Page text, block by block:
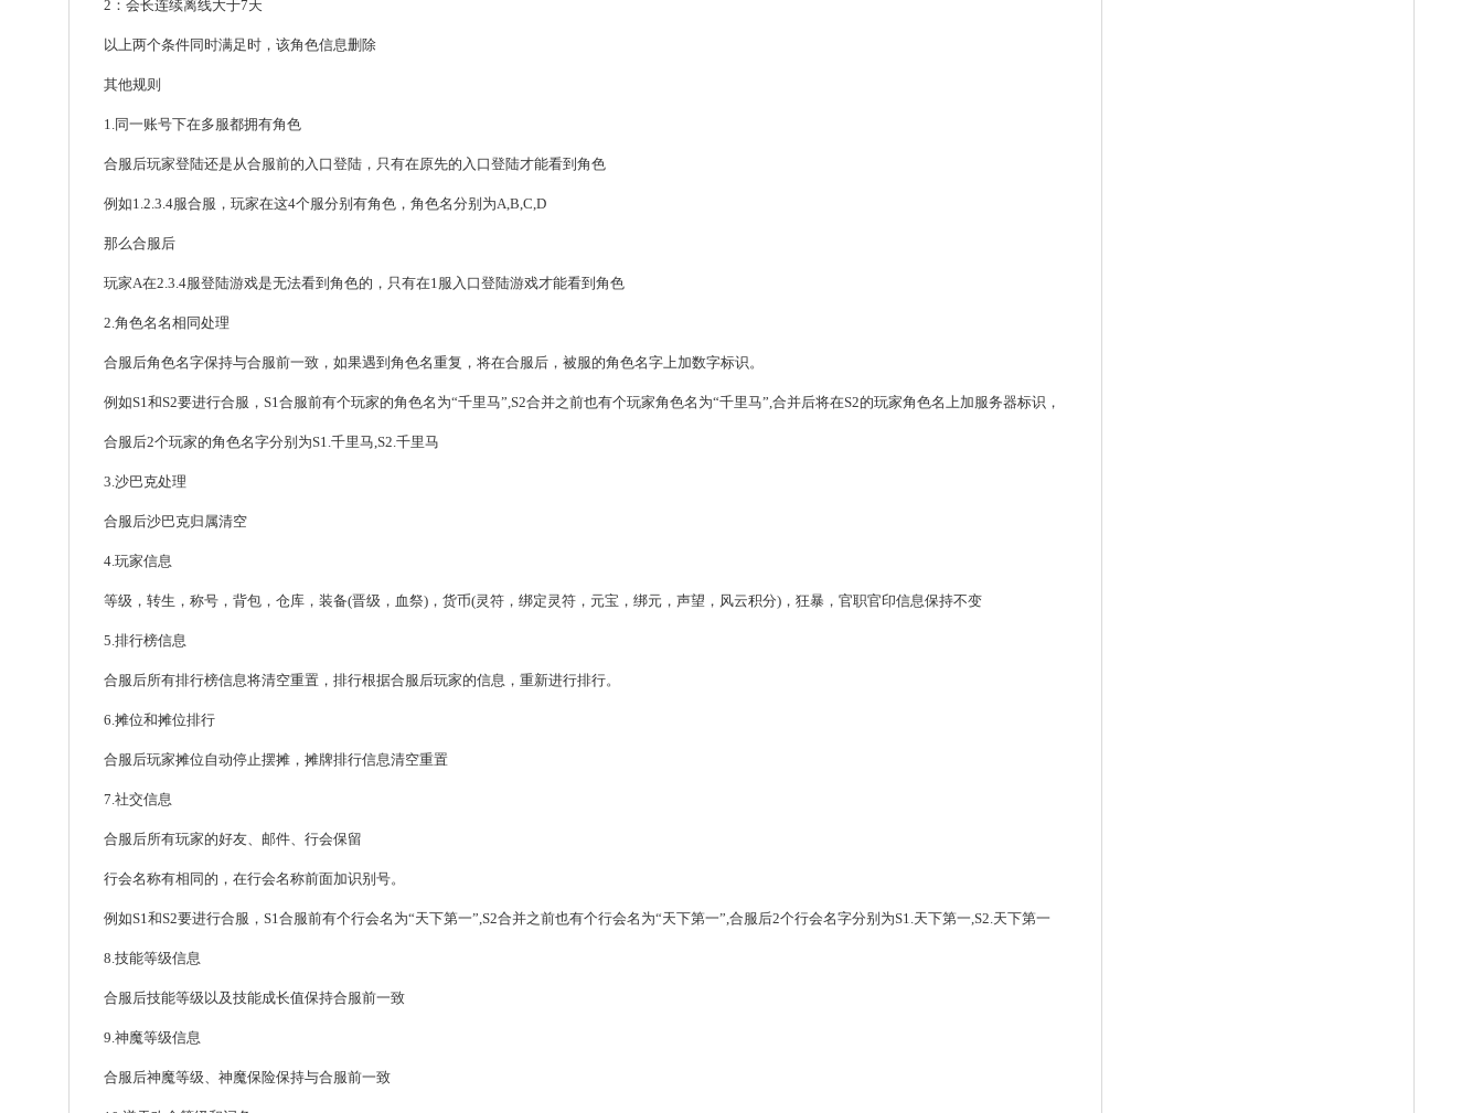
2：会长连续离线大于7天
以上两个条件同时满足时，该角色信息删除
其他规则
1.同一账号下在多服都拥有角色
合服后玩家登陆还是从合服前的入口登陆，只有在原先的入口登陆才能看到角色
例如1.2.3.4服合服，玩家在这4个服分别有角色，角色名分别为A,B,C,D
那么合服后
玩家A在2.3.4服登陆游戏是无法看到角色的，只有在1服入口登陆游戏才能看到角色
2.角色名名相同处理
合服后角色名字保持与合服前一致，如果遇到角色名重复，将在合服后，被服的角色名字上加数字标识。
例如S1和S2要进行合服，S1合服前有个玩家的角色名为“千里马”,S2合并之前也有个玩家角色名为“千里马”,合并后将在S2的玩家角色名上加服务器标识，
合服后2个玩家的角色名字分别为S1.千里马,S2.千里马
3.沙巴克处理
合服后沙巴克归属清空
4.玩家信息
等级，转生，称号，背包，仓库，装备(晋级，血祭)，货币(灵符，绑定灵符，元宝，绑元，声望，风云积分)，狂暴，官职官印信息保持不变
5.排行榜信息
合服后所有排行榜信息将清空重置，排行根据合服后玩家的信息，重新进行排行。
6.摊位和摊位排行
合服后玩家摊位自动停止摆摊，摊牌排行信息清空重置
7.社交信息
合服后所有玩家的好友、邮件、行会保留
行会名称有相同的，在行会名称前面加识别号。
例如S1和S2要进行合服，S1合服前有个行会名为“天下第一”,S2合并之前也有个行会名为“天下第一”,合服后2个行会名字分别为S1.天下第一,S2.天下第一
8.技能等级信息
合服后技能等级以及技能成长值保持合服前一致
9.神魔等级信息
合服后神魔等级、神魔保险保持与合服前一致